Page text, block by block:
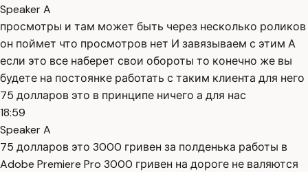
Speaker A
просмотры и там может быть через несколько роликов
он поймет что просмотров нет И завязываем с этим А
если это все наберет свои обороты то конечно же вы
будете на постоянке работать с таким клиента для него
75 долларов это в принципе ничего а для нас
18:59
Speaker A
75 долларов это 3000 гривен за полденька работы в
Adobe Premiere Pro 3000 гривен на дороге не валяются